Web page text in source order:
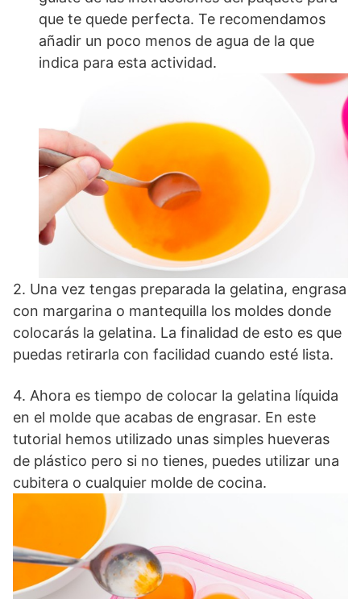
que te quede perfecta. Te recomendamos
añadir un poco menos de agua de la que
indica para esta actividad.
2. Una vez tengas preparada la gelatina, engrasa
con margarina o mantequilla los moldes donde
colocarás la gelatina. La finalidad de esto es que
puedas retirarla con facilidad cuando esté lista.
4. Ahora es tiempo de colocar la gelatina líquida
en el molde que acabas de engrasar. En este
tutorial hemos utilizado unas simples hueveras
de plástico pero si no tienes, puedes utilizar una
cubitera o cualquier molde de cocina.